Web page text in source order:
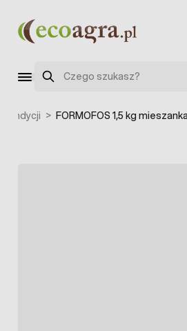
Szukaj
> FORMOFOS 1,5 kg